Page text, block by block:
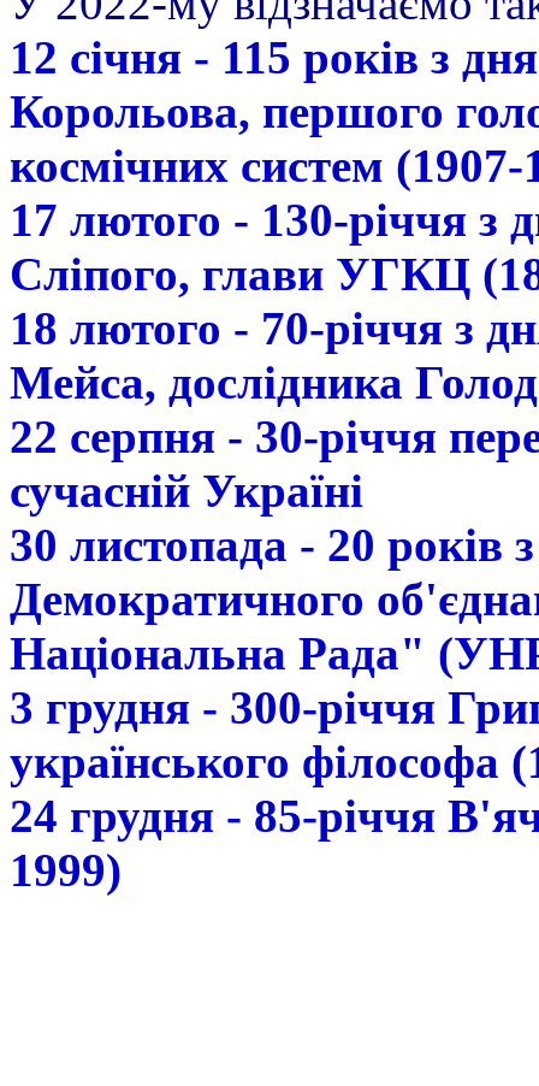
12 січня - 115 років з
Корольова, першого
космічних систем (1907-
17 лютого - 130-річчя з
Сліпого, глави УГКЦ
18 лютого - 70-річчя з
Мейса, дослідника
22 серпня - 30-річчя
сучасній Україні
30 листопада - 20 років
Демократичного
Національна Рада"
3 грудня - 300-річчя
українського філософа
24 грудня - 85-річчя
1999)